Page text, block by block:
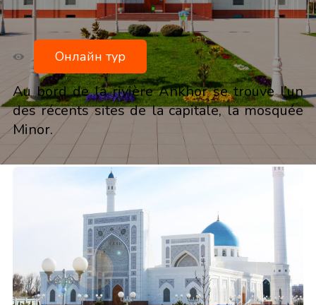
Au bord de la rivière Ankhor se trouve l’un
des récents sites de la capitale, la mosquée
Minor.
Онлайн тур